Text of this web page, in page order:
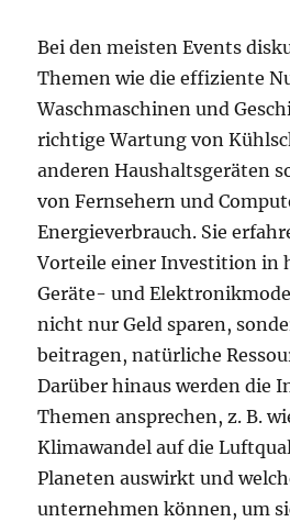
Bei den meisten Events
Themen wie die effiziente
Waschmaschinen und
richtige Wartung von
anderen Haushaltsgeräten
von Fernsehern und
Energieverbrauch. Sie
Vorteile einer Investition in
Geräte- und
nicht nur Geld sparen,
beitragen, natürliche
Darüber hinaus werden die
Themen ansprechen, z. B.
Klimawandel auf die
Planeten auswirkt und
unternehmen können, um